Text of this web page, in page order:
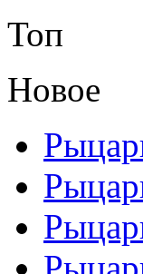
Топ
Новое